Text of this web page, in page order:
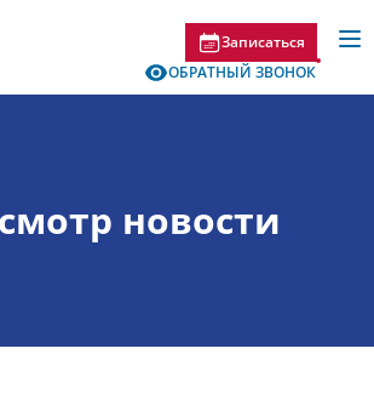
Записаться
ОБРАТНЫЙ ЗВОНОК
новости